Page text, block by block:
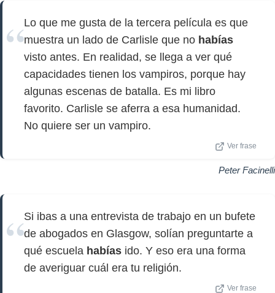
Lo que me gusta de la tercera película es que
muestra un lado de Carlisle que no habías
visto antes. En realidad, se llega a ver qué
capacidades tienen los vampiros, porque hay
algunas escenas de batalla. Es mi libro
favorito. Carlisle se aferra a esa humanidad.
No quiere ser un vampiro.
Ver frase
Peter Facinelli
Si ibas a una entrevista de trabajo en un bufete
de abogados en Glasgow, solían preguntarte a
qué escuela habías ido. Y eso era una forma
de averiguar cuál era tu religión.
Ver frase